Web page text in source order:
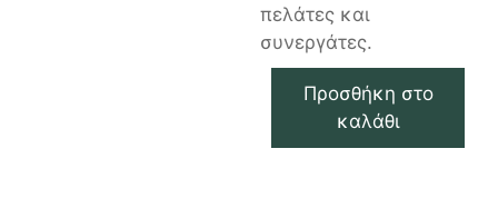
πελάτες και
συνεργάτες.
Προσθήκη στο
καλάθι